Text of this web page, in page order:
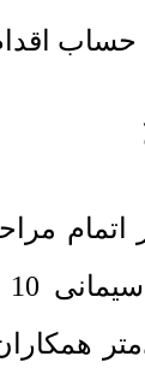
حساب
اتمام